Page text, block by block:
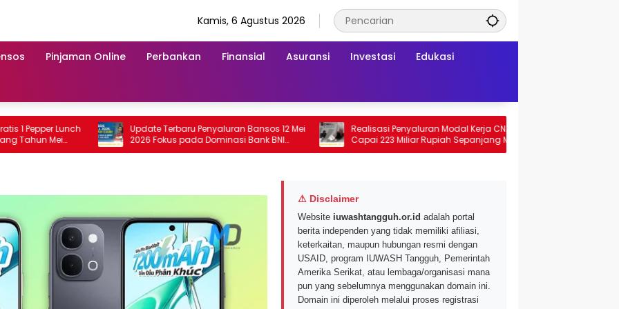
Kamis, 6 Agustus 2026
Pinjaman Online Perbankan Finansial Asuransi Investasi Edukasi
Lunch
Mei
Update Terbaru Penyaluran Bansos 12 Mei
2026 Fokus pada Dominasi Bank BNI
serta Struk BRI
Realisasi Penyaluran Modal Kerja CNAF
Capai 223 Miliar Rupiah Sepanjang Maret
2026 Ini
⚠ Disclaimer
Website iuwashtangguh.or.id adalah portal
berita independen yang tidak memiliki afiliasi,
keterkaitan, maupun hubungan resmi dengan
USAID, program IUWASH Tangguh, Pemerintah
Amerika Serikat, atau lembaga/organisasi mana
pun yang sebelumnya menggunakan domain ini.
Domain ini diperoleh melalui proses registrasi